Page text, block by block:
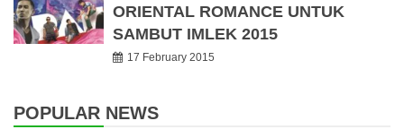
ORIENTAL ROMANCE UNTUK
SAMBUT IMLEK 2015
17 February 2015
POPULAR NEWS